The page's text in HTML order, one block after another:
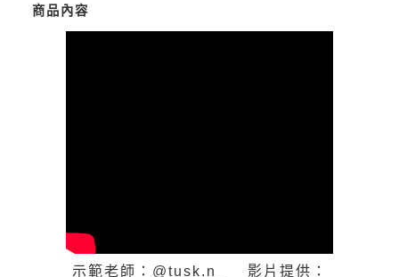
商品內容
示範老師：@tusk.n_ 影片提供：